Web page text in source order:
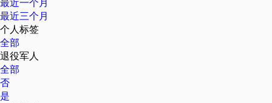
最近三个月
个人标签
全部
退役军人
全部
否
是